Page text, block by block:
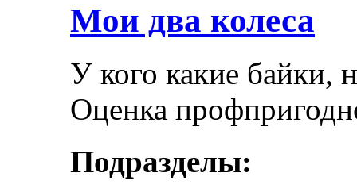
Мои два колеса
У кого какие байки,
Оценка
Подразделы: